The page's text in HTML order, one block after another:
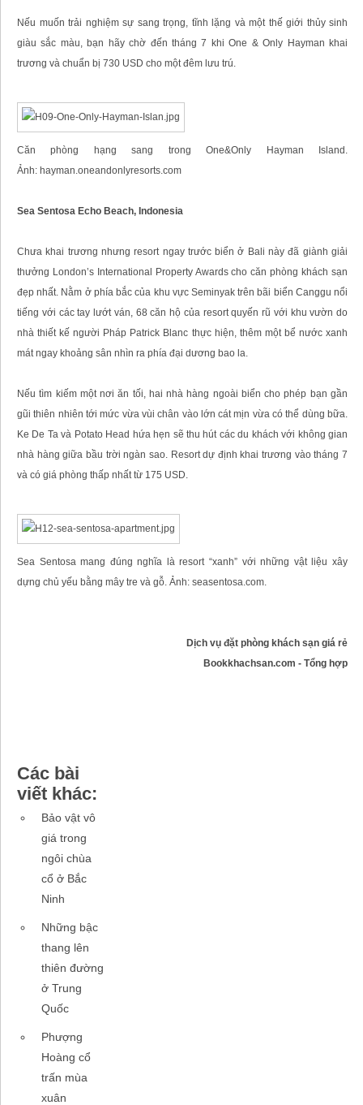
Nếu muốn trải nghiệm sự sang trọng, tĩnh lặng và một thế giới thủy sinh
giàu sắc màu, bạn hãy chờ đến tháng 7 khi One & Only Hayman khai
trương và chuẩn bị 730 USD cho một đêm lưu trú.
Căn phòng hạng sang trong One&Only Hayman Island.
Ảnh: hayman.oneandonlyresorts.com
Sea Sentosa Echo Beach, Indonesia
Chưa khai trương nhưng resort ngay trước biển ở Bali này đã giành giải
thưởng London’s International Property Awards cho căn phòng khách sạn
đẹp nhất. Nằm ở phía bắc của khu vực Seminyak trên bãi biển Canggu nổi
tiếng với các tay lướt ván, 68 căn hộ của resort quyến rũ với khu vườn do
nhà thiết kế người Pháp Patrick Blanc thực hiện, thêm một bể nước xanh
mát ngay khoảng sân nhìn ra phía đại dương bao la.
Nếu tìm kiếm một nơi ăn tối, hai nhà hàng ngoài biển cho phép bạn gần
gũi thiên nhiên tới mức vừa vùi chân vào lớn cát mịn vừa có thể dùng bữa.
Ke De Ta và Potato Head hứa hẹn sẽ thu hút các du khách với không gian
nhà hàng giữa bầu trời ngàn sao. Resort dự định khai trương vào tháng 7
và có giá phòng thấp nhất từ 175 USD.
Sea Sentosa mang đúng nghĩa là resort “xanh” với những vật liệu xây
dựng chủ yếu bằng mây tre và gỗ. Ảnh: seasentosa.com.
Dịch vụ đặt phòng khách sạn giá rẻ
Bookkhachsan.com - Tổng hợp
Các bài
viết khác:
Bảo vật vô
giá trong
ngôi chùa
cổ ở Bắc
Ninh
Những bậc
thang lên
thiên đường
ở Trung
Quốc
Phượng
Hoàng cổ
trấn mùa
xuân